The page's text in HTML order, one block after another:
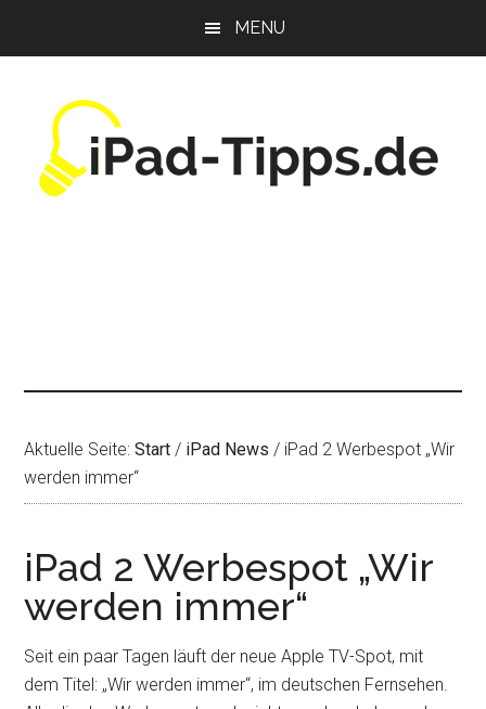
MENU
Aktuelle Seite:Start / iPad News / iPad 2 Werbespot „Wir
werden immer“
iPad 2 Werbespot „Wir
werden immer“
Seit ein paar Tagen läuft der neue Apple TV-Spot, mit
dem Titel: „Wir werden immer“, im deutschen Fernsehen.